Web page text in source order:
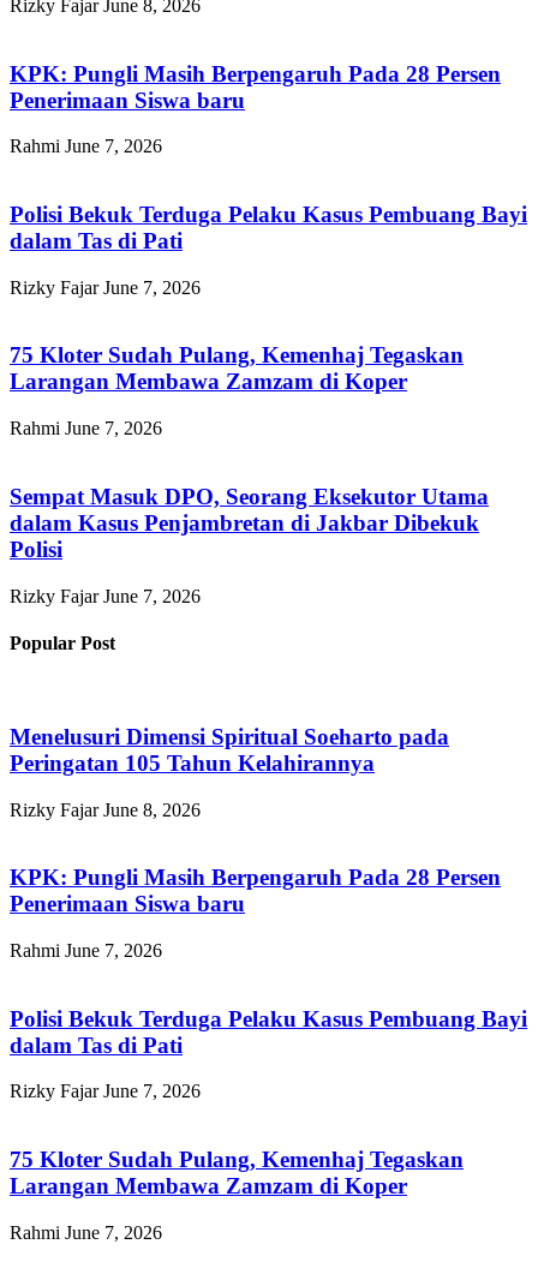
Rizky FajarJune 8, 2026
KPK: Pungli Masih Berpengaruh Pada 28 Persen
Penerimaan Siswa baru
Rahmi June 7, 2026
Polisi Bekuk Terduga Pelaku Kasus Pembuang Bayi
dalam Tas di Pati
Rizky FajarJune 7, 2026
75 Kloter Sudah Pulang, Kemenhaj Tegaskan
Larangan Membawa Zamzam di Koper
Rahmi June 7, 2026
Sempat Masuk DPO, Seorang Eksekutor Utama
dalam Kasus Penjambretan di Jakbar Dibekuk
Polisi
Rizky FajarJune 7, 2026
Popular Post
Menelusuri Dimensi Spiritual Soeharto pada
Peringatan 105 Tahun Kelahirannya
Rizky FajarJune 8, 2026
KPK: Pungli Masih Berpengaruh Pada 28 Persen
Penerimaan Siswa baru
Rahmi June 7, 2026
Polisi Bekuk Terduga Pelaku Kasus Pembuang Bayi
dalam Tas di Pati
Rizky FajarJune 7, 2026
75 Kloter Sudah Pulang, Kemenhaj Tegaskan
Larangan Membawa Zamzam di Koper
Rahmi June 7, 2026